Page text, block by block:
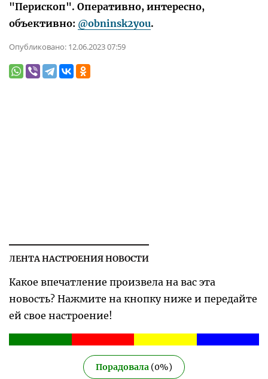
"Перископ". Оперативно, интересно,
объективно: @obninsk2you.
Опубликовано: 12.06.2023 07:59
ЛЕНТА НАСТРОЕНИЯ НОВОСТИ
Какое впечатление произвела на вас эта
новость? Нажмите на кнопку ниже и передайте
ей свое настроение!
Порадовала (0%)